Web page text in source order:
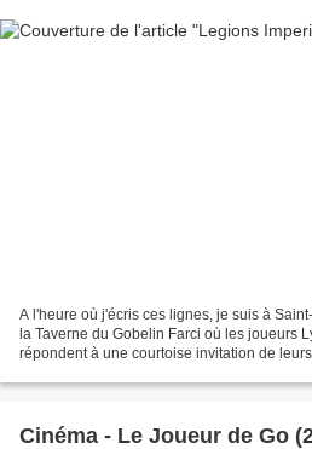
A l'heure où j'écris ces lignes, je suis à
la Taverne du Gobelin Farci où les joueurs
répondent à une courtoise invitation de
Cinéma - Le Joueur de Go